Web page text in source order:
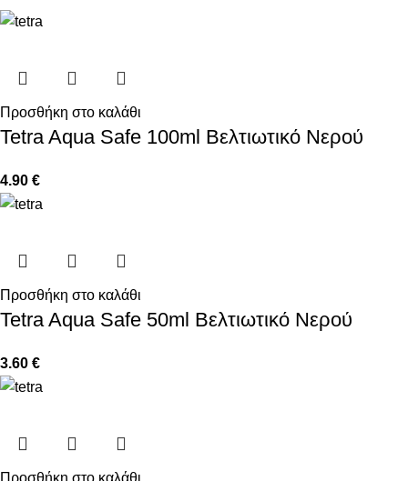
Προσθήκη στο καλάθι
Tetra Aqua Safe 100ml Βελτιωτικό Νερού
4.90 €
Προσθήκη στο καλάθι
Tetra Aqua Safe 50ml Βελτιωτικό Νερού
3.60 €